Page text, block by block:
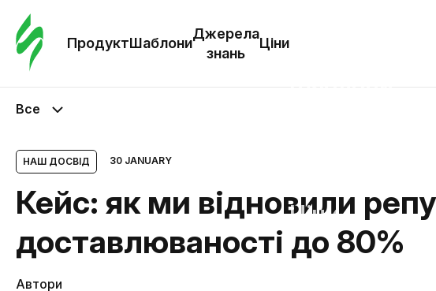
ПродуктШаблони
Джерела
знань
Ціни
Шаблони
Ціни
Все
НАШ ДОСВІД 30 JANUARY
Кейс: як ми відновили
доставлюваності до 80%
Автори